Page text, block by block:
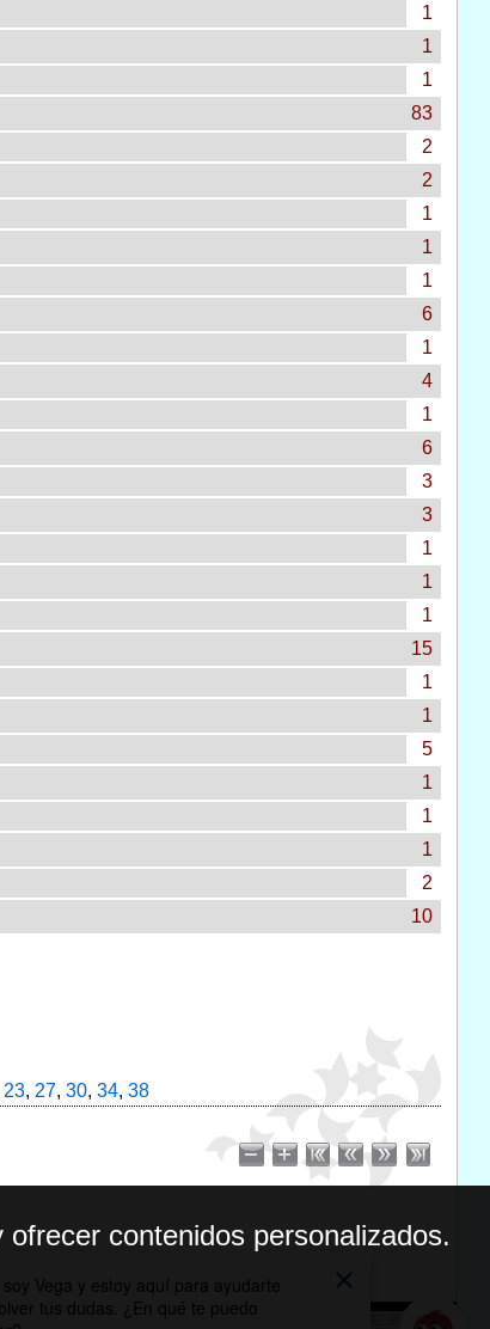
1
1
1
83
2
2
1
1
1
6
1
4
1
6
3
3
1
1
1
15
1
1
5
1
1
1
2
10
23, 27, 30, 34, 38
contenidos personalizados.